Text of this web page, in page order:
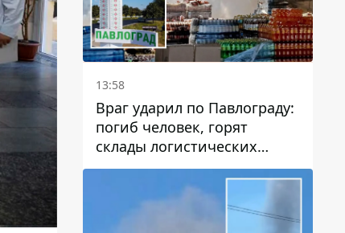
13:58
Враг ударил по Павлограду:
погиб человек, горят
склады логистических
компаний и магазина